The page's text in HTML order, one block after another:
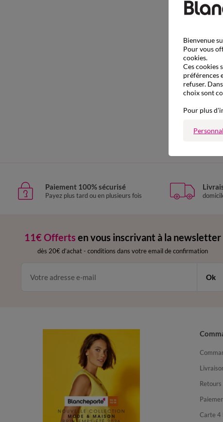
Paiement 100% sécurisé
Payez plus tard ou en plusieurs fois
11€ Offerts en vous inscrivant à la newsletter
dès 20€ d’achat - conditions dans votre email de confirmation
Ok
Carte 4
Bienvenue
Pour vous
cookies.
Ces cookies
préférences
refuser.
choix sont
Pour plus